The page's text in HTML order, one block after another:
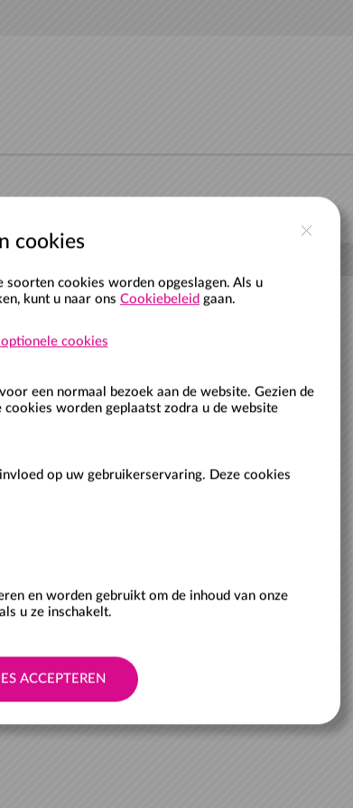
cookies
cookies worden opgeslagen. Als u
kunt u naar ons Cookiebeleid gaan.
cookies
een normaal bezoek aan de website. Gezien de
worden geplaatst zodra u de website
op uw gebruikerservaring. Deze cookies
en worden gebruikt om de inhoud van onze
u ze inschakelt.